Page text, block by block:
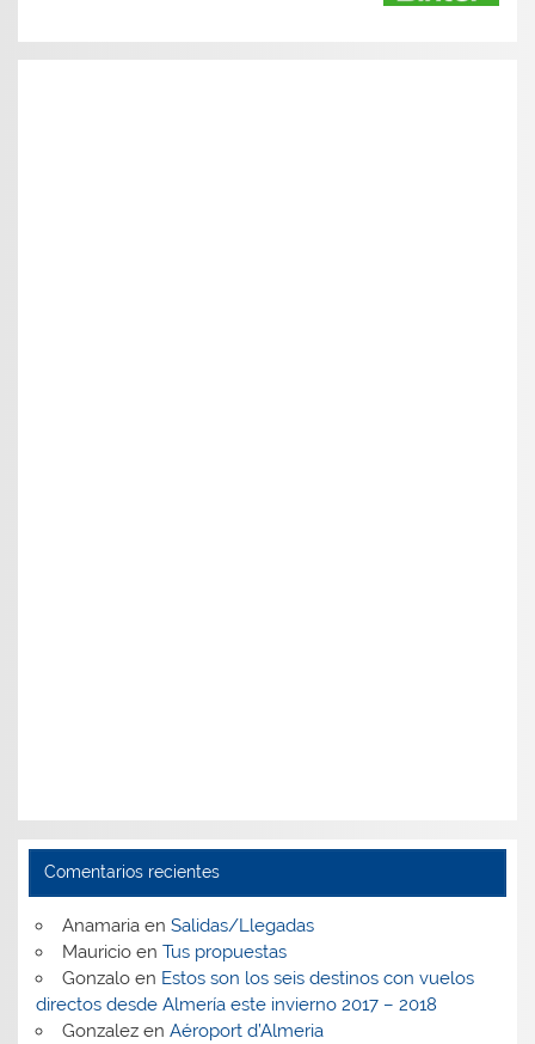
Comentarios recientes
Anamariaen Salidas/Llegadas
Mauricioen Tus propuestas
Gonzaloen Estos son los seis destinos con vuelos
directos desde Almería este invierno 2017 – 2018
Gonzalezen Aéroport d’Almeria